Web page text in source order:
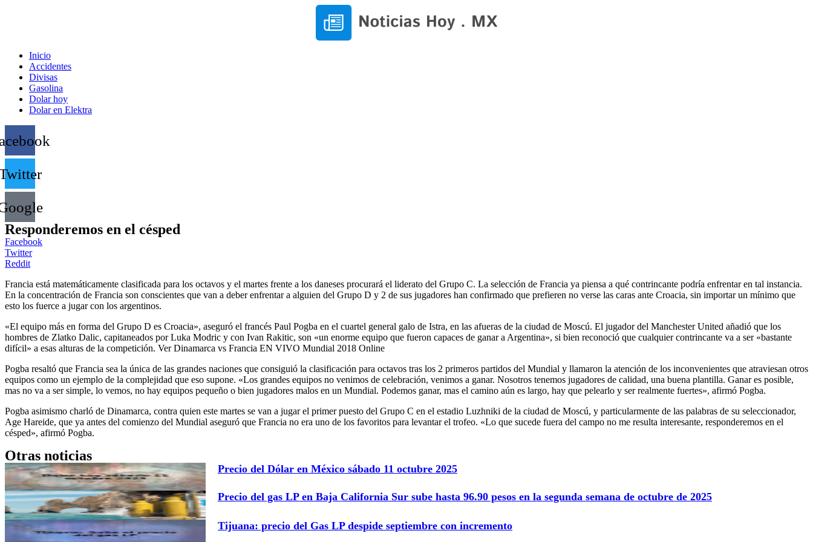
Inicio
Accidentes
Divisas
Gasolina
Dolar hoy
Dolar en Elektra
Responderemos en el césped
Facebook
Twitter
Reddit
Francia está matemáticamente clasificada para los octavos y el martes frente a los daneses procurará el liderato del Grupo C. La selección de Francia ya piensa a qué contrincante podría enfrentar en tal instancia.
En la concentración de Francia son conscientes que van a deber enfrentar a alguien del Grupo D y 2 de sus jugadores han confirmado que prefieren no verse las caras ante Croacia, sin importar un mínimo que
esto los fuerce a jugar con los argentinos.
«El equipo más en forma del Grupo D es Croacia», aseguró el francés Paul Pogba en el cuartel general galo de Istra, en las afueras de la ciudad de Moscú. El jugador del Manchester United añadió que los
hombres de Zlatko Dalic, capitaneados por Luka Modric y con Ivan Rakitic, son «un enorme equipo que fueron capaces de ganar a Argentina», si bien reconoció que cualquier contrincante va a ser «bastante
difícil» a esas alturas de la competición. Ver Dinamarca vs Francia EN VIVO Mundial 2018 Online
Pogba resaltó que Francia sea la única de las grandes naciones que consiguió la clasificación para octavos tras los 2 primeros partidos del Mundial y llamaron la atención de los inconvenientes que atraviesan otros
equipos como un ejemplo de la complejidad que eso supone. «Los grandes equipos no venimos de celebración, venimos a ganar. Nosotros tenemos jugadores de calidad, una buena plantilla. Ganar es posible,
mas no va a ser simple, lo vemos, no hay equipos pequeño o bien jugadores malos en un Mundial. Podemos ganar, mas el camino aún es largo, hay que pelearlo y ser realmente fuertes», afirmó Pogba.
Pogba asimismo charló de Dinamarca, contra quien este martes se van a jugar el primer puesto del Grupo C en el estadio Luzhniki de la ciudad de Moscú, y particularmente de las palabras de su seleccionador,
Age Hareide, que ya antes del comienzo del Mundial aseguró que Francia no era uno de los favoritos para levantar el trofeo. «Lo que sucede fuera del campo no me resulta interesante, responderemos en el
césped», afirmó Pogba.
Otras noticias
Precio del Dólar en México sábado 11 octubre 2025
Precio del gas LP en Baja California Sur sube hasta 96.90 pesos en la segunda semana de octubre de 2025
Tijuana: precio del Gas LP despide septiembre con incremento